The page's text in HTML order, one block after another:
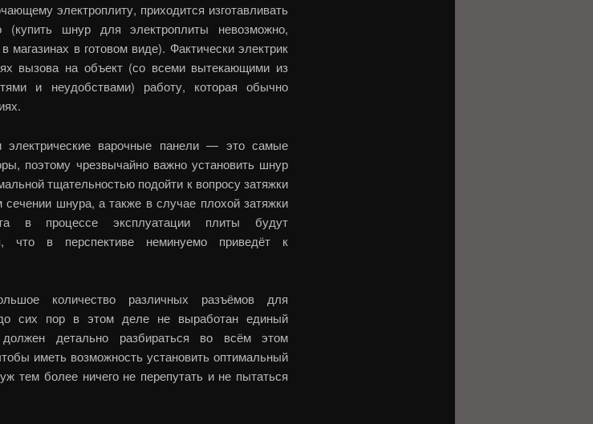
электроплиту, приходится изготавливать
(купить шнур для электроплиты невозможно,
в готовом виде). Фактически электрик
вызова на объект (со всеми вытекающими из
и неудобствами) работу, которая обычно
электрические варочные панели — это самые
поэтому чрезвычайно важно установить шнур
тщательностью подойти к вопросу затяжки
шнура, а также в случае плохой затяжки
в процессе эксплуатации плиты будут
что в перспективе неминуемо приведёт к
количество различных разъёмов для
сих пор в этом деле не выработан единый
детально разбираться во всём этом
иметь возможность установить оптимальный
тем более ничего не перепутать и не пытаться